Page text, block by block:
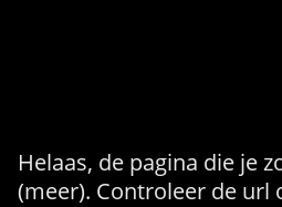
Helaas, de pagina die je
(meer). Controleer de url